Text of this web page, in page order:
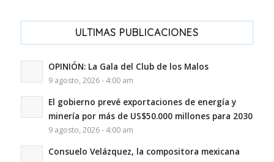
ULTIMAS PUBLICACIONES
OPINIÓN: La Gala del Club de los Malos
9 agosto, 2026 - 4:00 am
El gobierno prevé exportaciones de energía y
minería por más de US$50.000 millones para 2030
9 agosto, 2026 - 4:00 am
Consuelo Velázquez, la compositora mexicana